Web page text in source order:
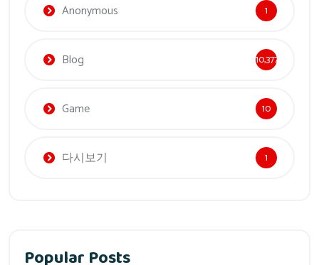
Anonymous 1
Blog 10,377
Game 10
다시보기 1
Popular Posts